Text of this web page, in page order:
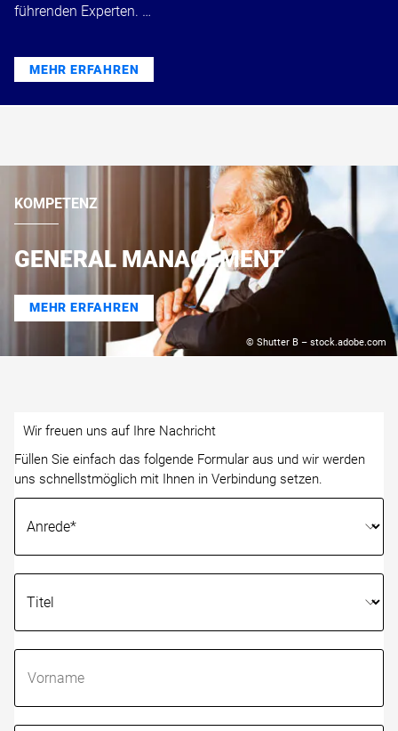
führenden Experten. …
MEHR ERFAHREN
© Shutter B – stock.adobe.com
KOMPETENZ
GENERAL MANAGEMENT
MEHR ERFAHREN
Wir freuen uns auf Ihre Nachricht
Füllen Sie einfach das folgende Formular aus und wir werden
uns schnellstmöglich mit Ihnen in Verbindung setzen.